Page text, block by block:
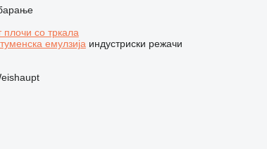
со тркала
емулзија индустриски режачи